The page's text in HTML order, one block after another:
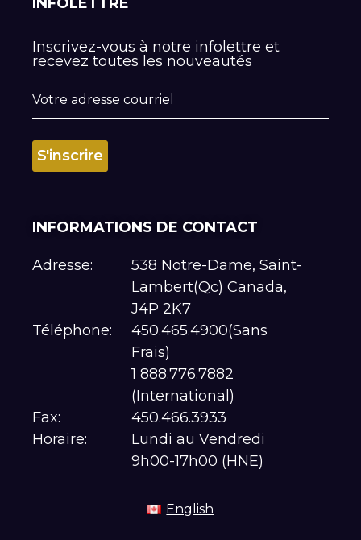
Inscrivez-vous à notre infolettre et
recevez toutes les nouveautés
INFORMATIONS DE CONTACT
Adresse:
538 Notre-Dame, Saint-
Lambert(Qc) Canada,
J4P 2K7
Téléphone:
450.465.4900(Sans
Frais)
1 888.776.7882
(International)
Fax:
450.466.3933
Horaire:
Lundi au Vendredi
9h00-17h00 (HNE)
English